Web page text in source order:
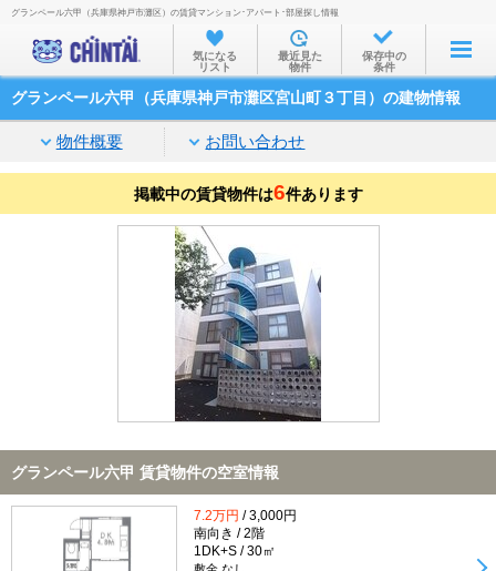
お部屋を探す
沿線・駅から
家賃相場から
通勤通学時間から
不動産会社から
TOP
グランペール六甲（兵庫県神戸市灘区）の賃貸マンション･アパート･部屋探し情報
気になる
リスト
最近見た
物件
保存中の
条件
グランペール六甲（兵庫県神戸市灘区宮山町３丁目）の建物情報
物件概要 お問い合わせ
掲載中の賃貸物件は6件あります
グランペール六甲 賃貸物件の空室情報
7.2万円 / 3,000円
南向き / 2階
1DK+S / 30㎡